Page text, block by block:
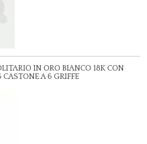
IN ORO BIANCO 18K CON
A 6 GRIFFE